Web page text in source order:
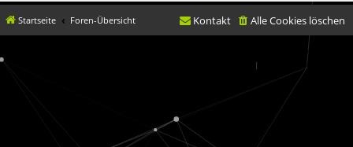
Startseite Foren-Übersicht Alle Cookies löschen
Kontakt
© movX GmbH 2019
| Nutzungsbedingungen